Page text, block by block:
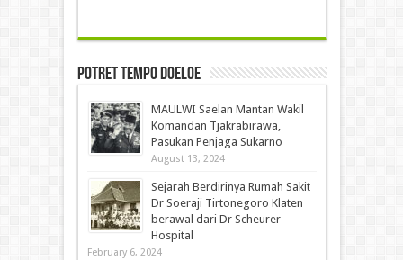
Potret Tempo Doeloe
MAULWI Saelan Mantan Wakil
Komandan Tjakrabirawa,
Pasukan Penjaga Sukarno
August 13, 2024
Sejarah Berdirinya Rumah Sakit
Dr Soeraji Tirtonegoro Klaten
berawal dari Dr Scheurer
Hospital
February 6, 2024